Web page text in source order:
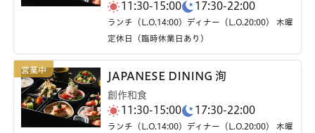
11:30-15:00 17:30-22:00
ランチ（L.O.14:00）ディナー（L.O.20:00） 木曜
定休日（臨時休業日あり）
JAPANESE DINING 洵
創作和食
11:30-15:00 17:30-22:00
ランチ（L.O.14:00）ディナー（L.O.20:00） 木曜